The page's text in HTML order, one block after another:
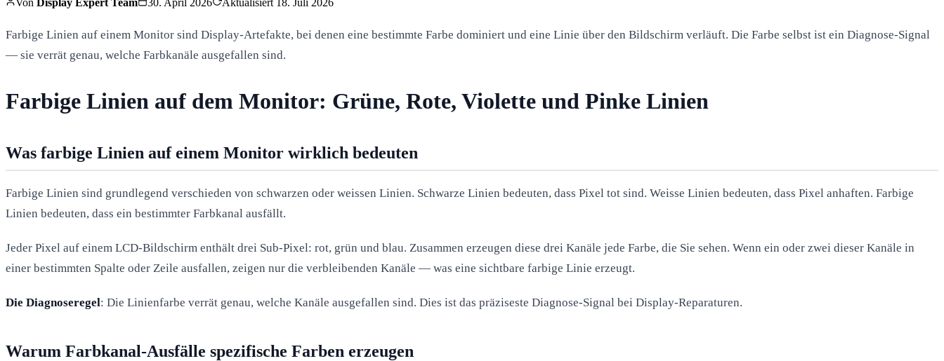
Farbige Linien auf einem Monitor sind Display-Artefakte, bei denen eine bestimmte Farbe dominiert und eine Linie über den Bildschirm verläuft. Die Farbe selbst ist ein Diagnose-Signal
— sie verrät genau, welche Farbkanäle ausgefallen sind.
Farbige Linien auf dem Monitor: Grüne, Rote, Violette und Pinke Linien
Was farbige Linien auf einem Monitor wirklich bedeuten
Farbige Linien sind grundlegend verschieden von schwarzen oder weissen Linien. Schwarze Linien bedeuten, dass Pixel tot sind. Weisse Linien bedeuten, dass Pixel anhaften. Farbige
Linien bedeuten, dass ein bestimmter Farbkanal ausfällt.
Jeder Pixel auf einem LCD-Bildschirm enthält drei Sub-Pixel: rot, grün und blau. Zusammen erzeugen diese drei Kanäle jede Farbe, die Sie sehen. Wenn ein oder zwei dieser Kanäle in
einer bestimmten Spalte oder Zeile ausfallen, zeigen nur die verbleibenden Kanäle — was eine sichtbare farbige Linie erzeugt.
Die Diagnoseregel: Die Linienfarbe verrät genau, welche Kanäle ausgefallen sind. Dies ist das präziseste Diagnose-Signal bei Display-Reparaturen.
Warum Farbkanal-Ausfälle spezifische Farben erzeugen